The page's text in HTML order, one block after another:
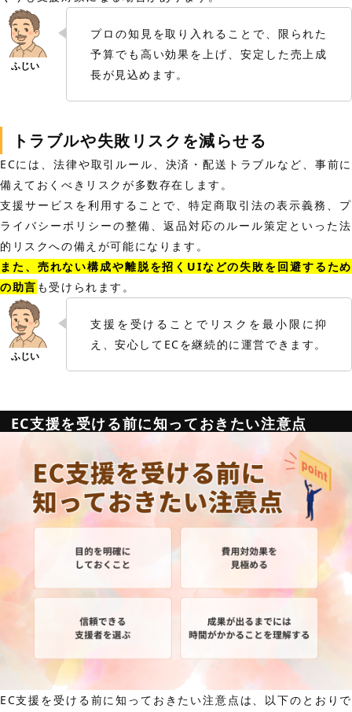
プロの知見を取り入れることで、限られた
予算でも高い効果を上げ、安定した売上成
長が見込めます。
トラブルや失敗リスクを減らせる
ECには、法律や取引ルール、決済・配送トラブルなど、事前に
備えておくべきリスクが多数存在します。
支援サービスを利用することで、特定商取引法の表示義務、プ
ライバシーポリシーの整備、返品対応のルール策定といった法
的リスクへの備えが可能になります。
また、売れない構成や離脱を招くUIなどの失敗を回避するため
の助言 も受けられます。
支援を受けることでリスクを最小限に抑
え、安心してECを継続的に運営できます。
EC支援を受ける前に知っておきたい注意点
EC支援を受ける前に知っておきたい注意点は、以下のとおりで